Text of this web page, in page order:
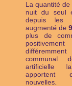
La quantité
nuit du seul
depuis les
augmenté de
plus de
communal
artificielle
apportent
nouvelles.